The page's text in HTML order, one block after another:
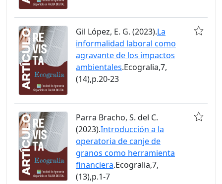
Gil López, E. G. (2023).La
informalidad laboral como
agravante de los impactos
ambientales.Ecogralia,7,
(14),p.20-23
Parra Bracho, S. del C.
(2023).Introducción a la
operatoria de canje de
granos como herramienta
financiera.Ecogralia,7,
(13),p.1-7